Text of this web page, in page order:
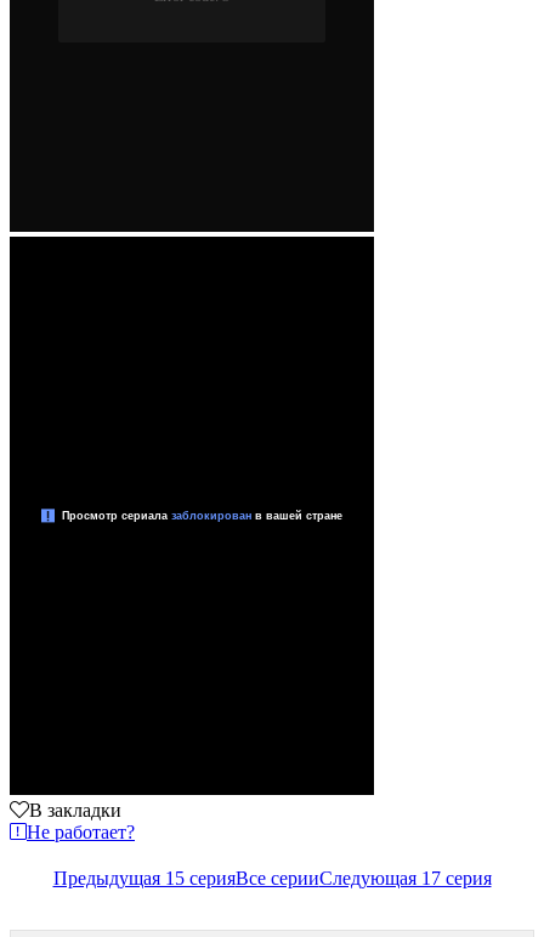
В закладки
Не работает?
Предыдущая 15 серияВсе серииСледующая 17 серия